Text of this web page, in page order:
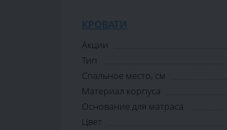
КРОВАТИ
Акции
Тип
Спальное место, см
Материал корпуса
Основание для матраса
Цвет